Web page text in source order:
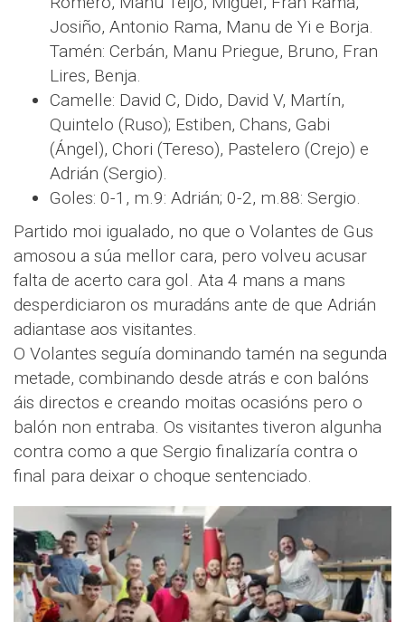
Josiño, Antonio Rama, Manu de Yi e Borja.
Tamén: Cerbán, Manu Priegue, Bruno, Fran
Lires, Benja.
Camelle: David C, Dido, David V, Martín,
Quintelo (Ruso); Estiben, Chans, Gabi
(Ángel), Chori (Tereso), Pastelero (Crejo) e
Adrián (Sergio).
Goles: 0-1, m.9: Adrián; 0-2, m.88: Sergio.
Partido moi igualado, no que o Volantes de Gus
amosou a súa mellor cara, pero volveu acusar
falta de acerto cara gol. Ata 4 mans a mans
desperdiciaron os muradáns ante de que Adrián
adiantase aos visitantes.
O Volantes seguía dominando tamén na segunda
metade, combinando desde atrás e con balóns
áis directos e creando moitas ocasións pero o
balón non entraba. Os visitantes tiveron algunha
contra como a que Sergio finalizaría contra o
final para deixar o choque sentenciado.